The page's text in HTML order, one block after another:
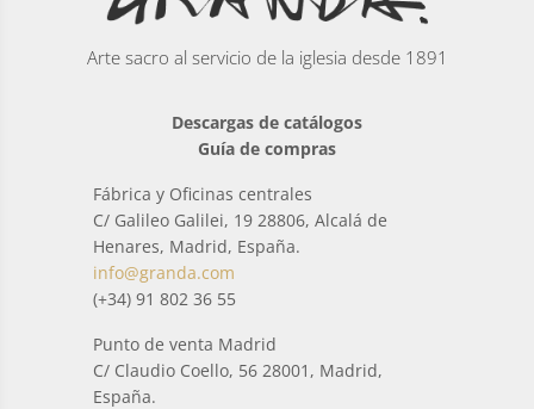
Arte sacro al servicio de la iglesia desde 1891
Descargas de catálogos
Guía de compras
Fábrica y Oficinas centrales
C/ Galileo Galilei, 19 28806, Alcalá de
Henares, Madrid, España.
info@granda.com
(+34) 91 802 36 55
Punto de venta Madrid
C/ Claudio Coello, 56 28001, Madrid,
España.